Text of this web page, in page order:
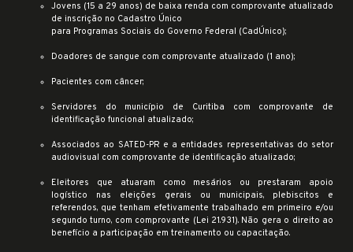
Jovens (15 a 29 anos) de baixa renda com comprovante atualizado
de inscrição no Cadastro Único
para Programas Sociais do Governo Federal (CadÚnico);
Doadores de sangue com comprovante atualizado (1 ano);
Pacientes com câncer;
Servidores do município de Curitiba com comprovante de
identificação funcional atualizado;
Associados ao SATED-PR e a entidades representativas do setor
audiovisual com comprovante de identificação atualizado;
Eleitores que atuaram como mesários ou prestaram apoio
logístico nas eleições gerais ou municipais, plebiscitos e
referendos, que tenham efetivamente trabalhado em primeiro e/ou
segundo turno, com comprovante (Lei 21.931). Não gera o direito ao
benefício a participação em treinamento ou capacitação.